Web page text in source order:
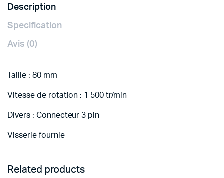
Description
Specification
Avis (0)
Taille : 80 mm
Vitesse de rotation : 1 500 tr/min
Divers : Connecteur 3 pin
Visserie fournie
Related products